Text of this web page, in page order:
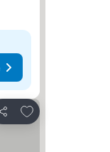
Deli
Dodati u favorite